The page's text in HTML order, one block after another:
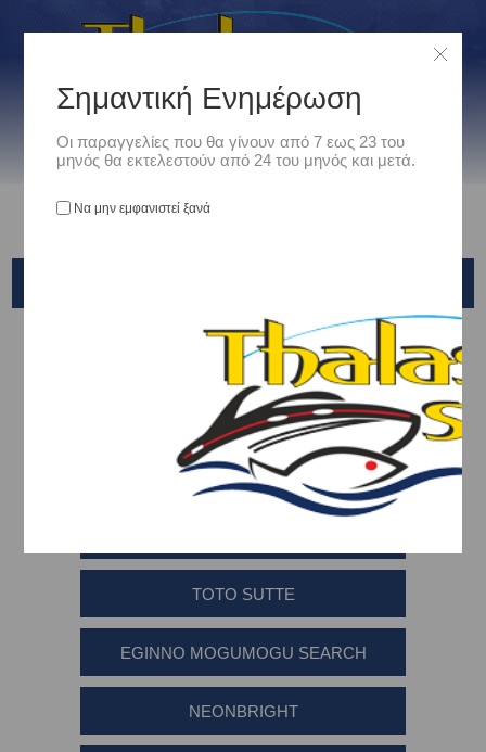
Είδη Αλιείας /
ΤΕΧΝΗΤΑ ΔΟΛΩΜΑΤΑ - ΤΣΑΠΑΡΙ - ΚΑΛΑΜΑΡΙΕΡΕΣ / ΚΑΛΑΜΑΡΙΕΡΕΣ /
YAMASHITA
Εδώ αναζητήστε καλαμαριέρες της Yamashita
TOTO SUTTE
EGINNO MOGUMOGU SEARCH
NEONBRIGHT
Σημαντική Ενημέρωση
Οι παραγγελίες που θα γίνουν από 7 εως 23 του
μηνός θα εκτελεστούν από 24 του μηνός και μετά.
Να μην εμφανιστεί ξανά